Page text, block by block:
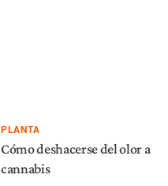
PLANTA
Cómo deshacerse del olor a
cannabis